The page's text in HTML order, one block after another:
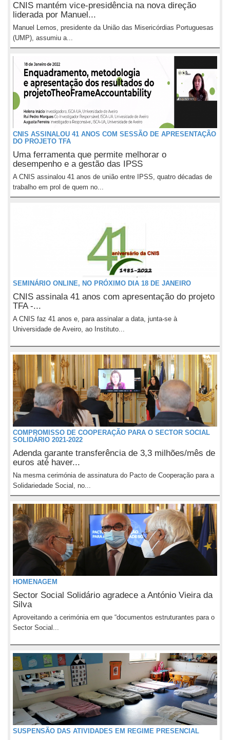
CNIS mantém vice-presidência na nova direção
liderada por Manuel...
Manuel Lemos, presidente da União das Misericórdias Portuguesas
(UMP), assumiu a...
CNIS ASSINALOU 41 ANOS COM SESSÃO DE APRESENTAÇÃO
DO PROJETO TFA
Uma ferramenta que permite melhorar o
desempenho e a gestão das IPSS
A CNIS assinalou 41 anos de união entre IPSS, quatro décadas de
trabalho em prol de quem no...
SEMINÁRIO ONLINE, NO PRÓXIMO DIA 18 DE JANEIRO
CNIS assinala 41 anos com apresentação do projeto
TFA -...
A CNIS faz 41 anos e, para assinalar a data, junta-se à
Universidade de Aveiro, ao Instituto...
COMPROMISSO DE COOPERAÇÃO PARA O SECTOR SOCIAL
SOLIDÁRIO 2021-2022
Adenda garante transferência de 3,3 milhões/mês de
euros até haver...
Na mesma cerimónia de assinatura do Pacto de Cooperação para a
Solidariedade Social, no...
HOMENAGEM
Sector Social Solidário agradece a António Vieira da
Silva
Aproveitando a cerimónia em que “documentos estruturantes para o
Sector Social...
SUSPENSÃO DAS ATIVIDADES EM REGIME PRESENCIAL